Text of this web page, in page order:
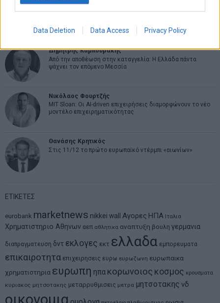
Data Deletion Data Access Privacy Policy
Σταματίνα Σταματάκου
Η βία κατά των ζώων δεν αντέχει βολικές ερμηνείες
Δημήτρης Καμπουράκης
Από την αποθέωση στην καταγγελία: Η Ελλάδα πάντα
ψάχνει τον επόμενο Μεσσία
Νικόλαος Φουρτζής
MIT Sloan: Οι AI-driven επιχειρήσεις διαμορφώνουν το νέο
μοντέλο επιχειρηματικότητας
Θανάσης Κρητικός
Στις 11/12 το πρώτο ευρωπαϊκό ντέρμπι «αιωνίων»
ΕΤΙΚΕΤΕΣ
eurobank marketnews nikkei wall Αγορες ΗΠΑ Ιταλια
Χρηματιστηριο Αθηνων αεπ αθλητικα αναπτυξη βουλη γερμανια
διαπραγματευση δντ εκλογες εκτ ελλαδα εμπορευματα
επικαιροτητα επιχειρησεις ευρω ευρωζωνη ευρωπαικα
χρηματιστηρια ευρωπη ηπα κορωνοιος κοσμος κρουσματα
κυριακος μητσοτακης μεταρρυθμισεις μετρα μητσοτακης νδ